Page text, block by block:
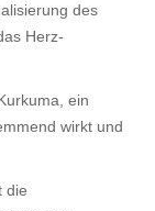
des
Herz-
ein
wirkt und
die